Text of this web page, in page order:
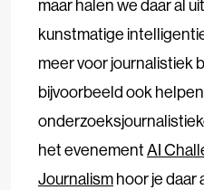
maar halen we daar al
kunstmatige
meer voor journalistiek
bijvoorbeeld ook
het evenementAI
Journalismhoor je daar